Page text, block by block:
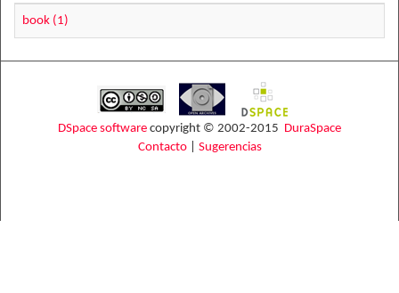
book (1)
DSpace software copyright © 2002-2015 DuraSpace
Contacto| Sugerencias